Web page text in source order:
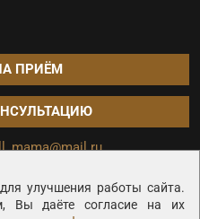
улучшения работы сайта.
Вы даёте согласие на их
ПРИЁМ